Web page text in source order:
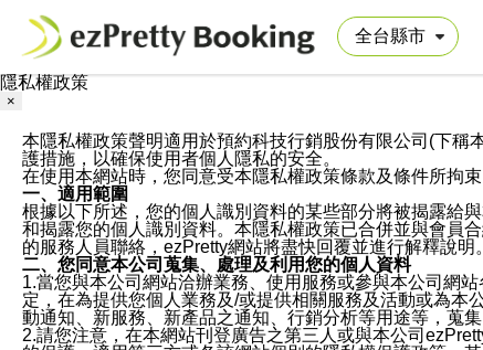
隱私權政策
×
本隱私權政策聲明適用於預約科技行銷股份有限公司(下稱
護措施，以確保使用者個人隱私的安全。
在使用本網站時，您同意受本隱私權政策條款及條件所拘
一、適用範圍
根據以下所述，您的個人識別資料的某些部分將被揭露給
和揭露您的個人識別資料。本隱私權政策已合併並與會員
的服務人員聯絡，ezPretty網站將盡快回覆並進行解釋說明。
二、您同意本公司蒐集、處理及利用您的個人資料
1.當您與本公司網站洽辦業務、使用服務或參與本公司網
定，在為提供您個人業務及/或提供相關服務及活動或為
動通知、新服務、新產品之通知、行銷分析等用途等，蒐
2.請您注意，在本網站刊登廣告之第三人或與本公司